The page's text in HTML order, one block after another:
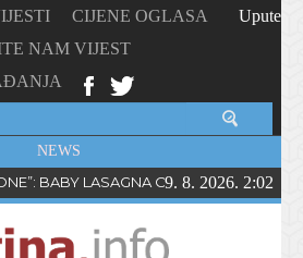
CIJENE OGLASA
NAM VIJEST
Upute
NEWS
BABY LASAGNA OBJAVIO NOVI
9. 8. 2026. 2:02